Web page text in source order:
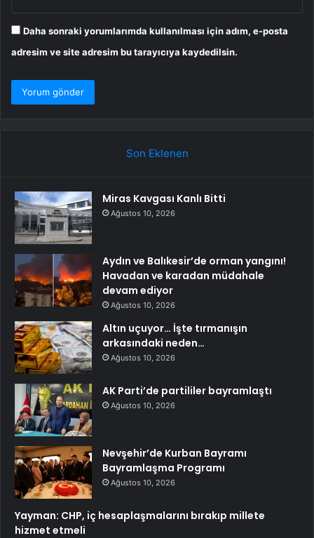
Daha sonraki yorumlarımda kullanılması için adım, e-posta
adresim ve site adresim bu tarayıcıya kaydedilsin.
Son Eklenen
Miras Kavgası Kanlı Bitti
Ağustos 10, 2026
Aydın ve Balıkesir’de orman yangını!
Havadan ve karadan müdahale
devam ediyor
Ağustos 10, 2026
Altın uçuyor… İşte tırmanışın
arkasındaki neden…
Ağustos 10, 2026
AK Parti’de partililer bayramlaştı
Ağustos 10, 2026
Nevşehir’de Kurban Bayramı
Bayramlaşma Programı
Ağustos 10, 2026
Yayman: CHP, iç hesaplaşmalarını bırakıp millete
hizmet etmeli